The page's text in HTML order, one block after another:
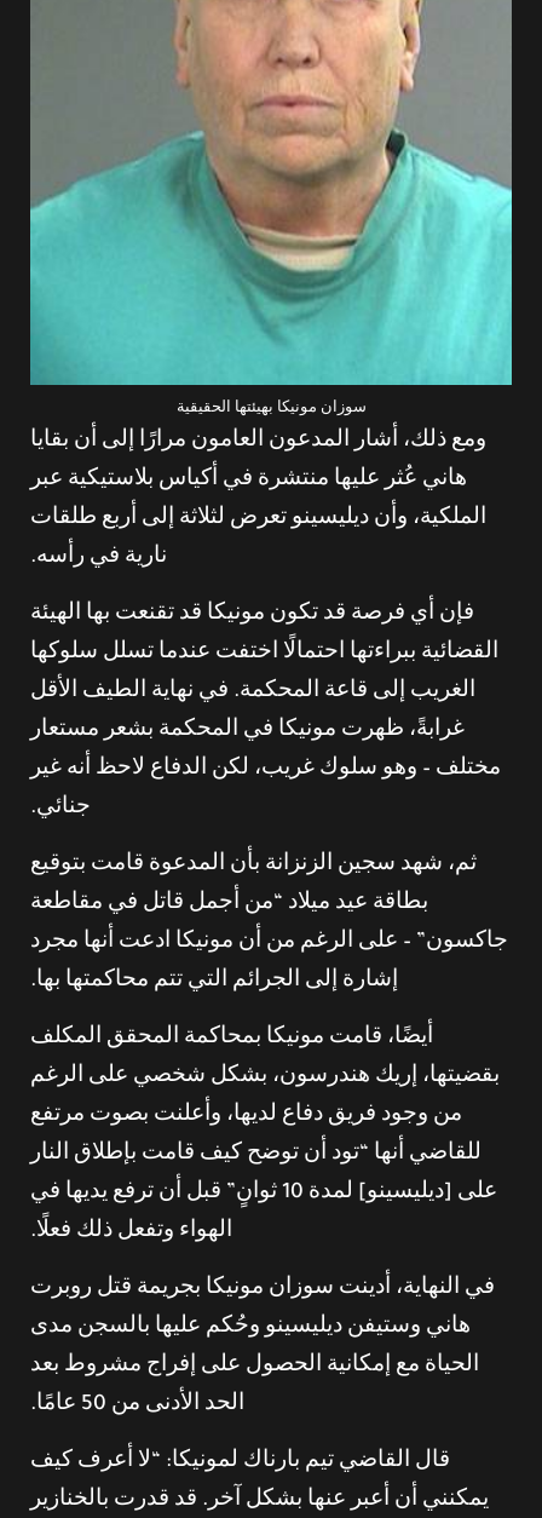
سوزان مونيكا بهيئتها الحقيقية
ومع ذلك، أشار المدعون العامون مرارًا إلى أن بقايا
هاني عُثر عليها منتشرة في أكياس بلاستيكية عبر
الملكية، وأن ديليسينو تعرض لثلاثة إلى أربع طلقات
نارية في رأسه.
فإن أي فرصة قد تكون مونيكا قد تقنعت بها الهيئة
القضائية ببراءتها احتمالًا اختفت عندما تسلل سلوكها
الغريب إلى قاعة المحكمة. في نهاية الطيف الأقل
غرابةً، ظهرت مونيكا في المحكمة بشعر مستعار
مختلف – وهو سلوك غريب، لكن الدفاع لاحظ أنه غير
جنائي.
ثم، شهد سجين الزنزانة بأن المدعوة قامت بتوقيع
بطاقة عيد ميلاد “من أجمل قاتل في مقاطعة
جاكسون” – على الرغم من أن مونيكا ادعت أنها مجرد
إشارة إلى الجرائم التي تتم محاكمتها بها.
أيضًا، قامت مونيكا بمحاكمة المحقق المكلف
بقضيتها، إريك هندرسون، بشكل شخصي على الرغم
من وجود فريق دفاع لديها، وأعلنت بصوت مرتفع
للقاضي أنها “تود أن توضح كيف قامت بإطلاق النار
على [ديليسينو] لمدة 10 ثوانٍ” قبل أن ترفع يديها في
الهواء وتفعل ذلك فعلًا.
في النهاية، أدينت سوزان مونيكا بجريمة قتل روبرت
هاني وستيفن ديليسينو وحُكم عليها بالسجن مدى
الحياة مع إمكانية الحصول على إفراج مشروط بعد
الحد الأدنى من 50 عامًا.
قال القاضي تيم بارناك لمونيكا: “لا أعرف كيف
يمكنني أن أعبر عنها بشكل آخر. قد قدرت بالخنازير